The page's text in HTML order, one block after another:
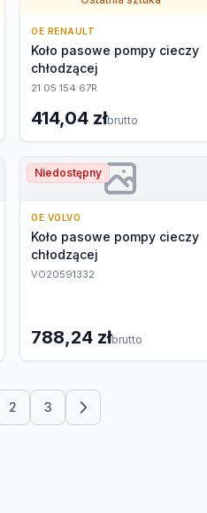
OE RENAULT
Koło pasowe pompy cieczy
chłodzącej
21 05 154 67R
414,04 złbrutto
Niedostępny
OE VOLVO
Koło pasowe pompy cieczy
chłodzącej
VO20591332
788,24 złbrutto
2 3